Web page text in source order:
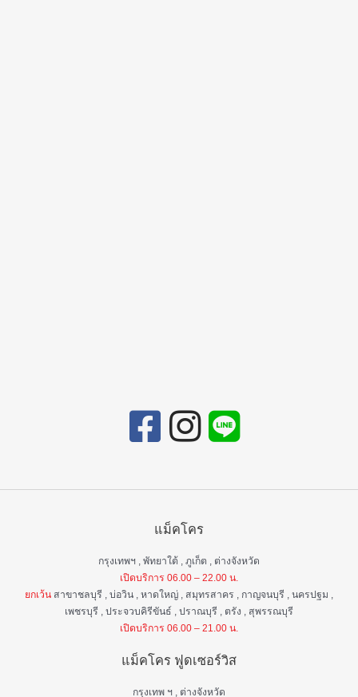
แม็คโคร
กรุงเทพฯ , พัทยาใต้ , ภูเก็ต , ต่างจังหวัด
เปิดบริการ 06.00 – 22.00 น.
ยกเว้น สาขาชลบุรี , บ่อวิน , หาดใหญ่ , สมุทรสาคร , กาญจนบุรี , นครปฐม ,
เพชรบุรี , ประจวบคิรีขันธ์ , ปราณบุรี , ตรัง , สุพรรณบุรี
เปิดบริการ 06.00 – 21.00 น.
แม็คโคร ฟูดเซอร์วิส
กรุงเทพ ฯ , ต่างจังหวัด